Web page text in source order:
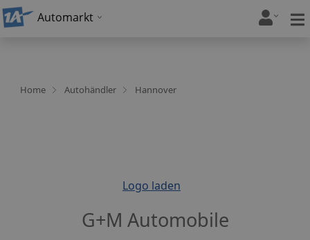
Automarkt
Home Autohändler Hannover
Logo laden
G+M Automobile